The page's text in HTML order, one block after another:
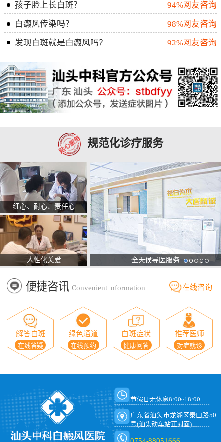
孩子脸上长白斑？
94%网友咨询
白癜风传染吗？
98%网友咨询
发现白斑就是白癜风吗？
92%网友咨询
规范化诊疗服务
细心、耐心、责任心
人性化关爱 全天候导医服务
便捷咨讯 Convenient information 在线咨询
解答白斑
在线答疑
绿色通道
在线预约
白斑症状
健康问答
推荐医师
对症就诊
节假日无休息8:00~18:00
广东省汕头市龙湖区泰山路50
号(汕头动车站正对面)
0754-88051666